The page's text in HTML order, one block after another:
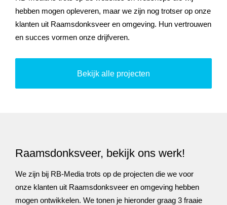
hebben mogen opleveren, maar we zijn nog trotser op onze
klanten uit Raamsdonksveer en omgeving. Hun vertrouwen
en succes vormen onze drijfveren.
Bekijk alle projecten
Raamsdonksveer, bekijk ons werk!
We zijn bij RB-Media trots op de projecten die we voor
onze klanten uit Raamsdonksveer en omgeving hebben
mogen ontwikkelen. We tonen je hieronder graag 3 fraaie